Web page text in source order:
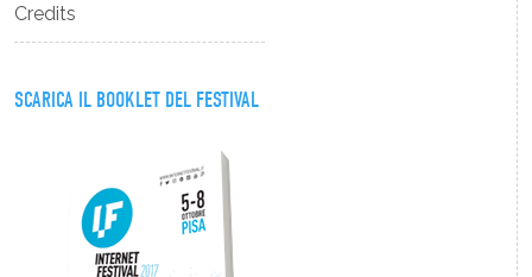
Credits
SCARICA IL BOOKLET DEL FESTIVAL